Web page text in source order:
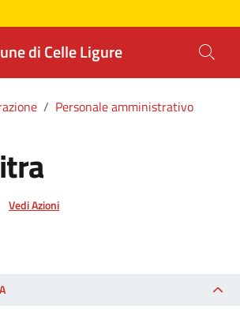
di Celle Ligure
Personale amministrativo
Vedi Azioni